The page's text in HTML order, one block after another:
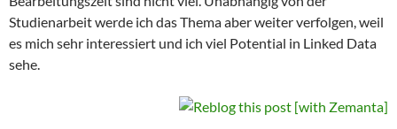
Studienarbeit werde ich das Thema aber weiter verfolgen, weil
es mich sehr interessiert und ich viel Potential in Linked Data
sehe.